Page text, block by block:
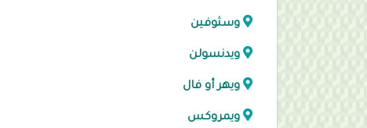
وسثوفين
ويدنسولن
ويهر أو فال
ويمروكس